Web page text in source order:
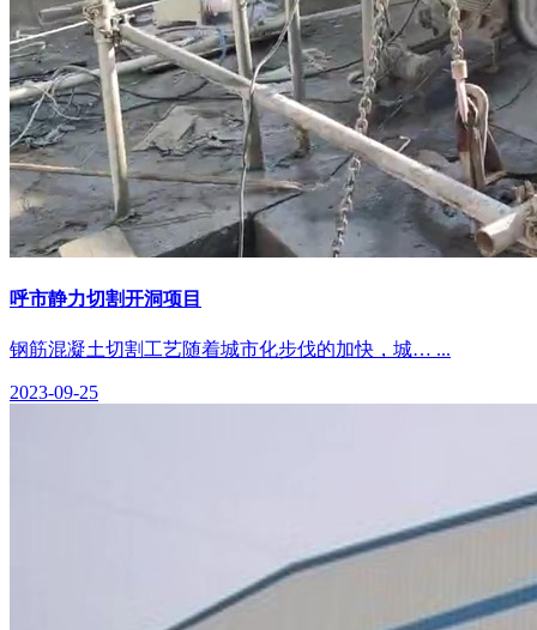
呼市静力切割开洞项目
钢筋混凝土切割工艺随着城市化步伐的加快，城… ...
2023-09-25